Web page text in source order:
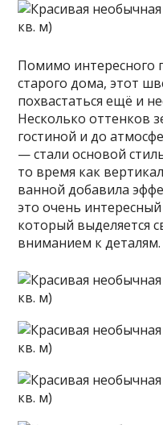
Помимо интересного
старого дома, этот
похвастаться ещё и
Несколько оттенков
гостиной и до
— стали основой
то время как
ванной добавила
это очень
который выделяется
вниманием к деталям.